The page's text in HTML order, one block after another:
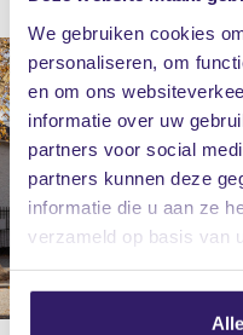
We gebruiken cookies
personaliseren, om
en om ons
informatie over uw
partners voor social
partners kunnen deze
informatie die u aan ze
verzameld op basis van